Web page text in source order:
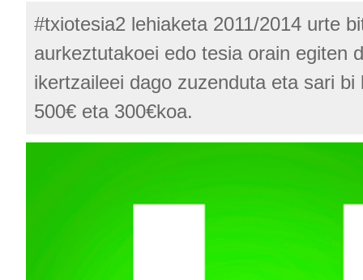
#txiotesia2 lehiaketa 2011/2014 urte
aurkeztutakoei edo tesia orain egiten
ikertzaileei dago zuzenduta eta sari bi
500€ eta 300€koa.